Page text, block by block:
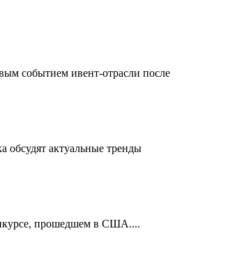
событием ивент-отрасли после
актуальные тренды
прошедшем в США....